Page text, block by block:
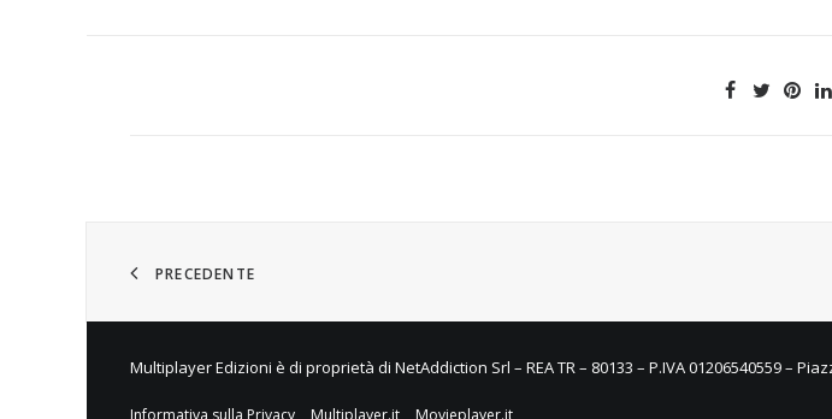
PRECEDENTE
Multiplayer Edizioni è di proprietà di NetAddiction Srl – REA TR – 80133 – P.IVA 01206540559 –
Informativa sulla Privacy Multiplayer.it Movieplayer.it